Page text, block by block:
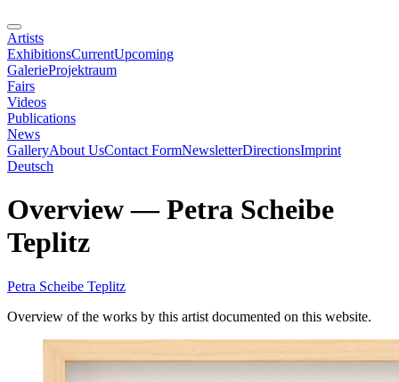
Artists
ExhibitionsCurrentUpcoming
GalerieProjektraum
Fairs
Videos
Publications
News
GalleryAbout UsContact FormNewsletterDirectionsImprint
Deutsch
Overview—Petra Scheibe
Teplitz
Petra Scheibe Teplitz
Overview of the works by this artist documented on this website.